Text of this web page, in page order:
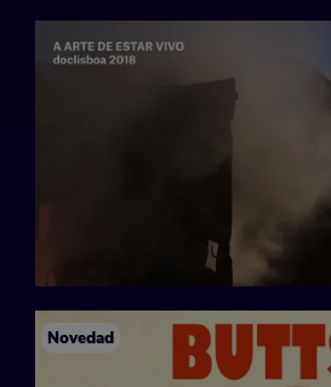
Novedad